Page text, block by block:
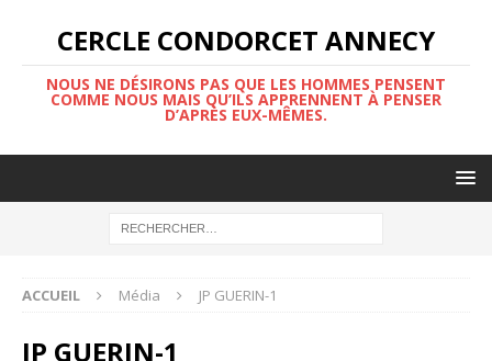
CERCLE CONDORCET ANNECY
NOUS NE DÉSIRONS PAS QUE LES HOMMES PENSENT
COMME NOUS MAIS QU’ILS APPRENNENT À PENSER
D’APRÈS EUX-MÊMES.
ACCUEIL Média JP GUERIN-1
JP GUERIN-1